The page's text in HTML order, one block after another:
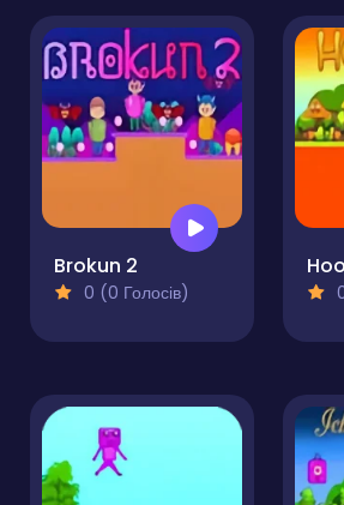
Brokun 2
0 (0 Голосів)